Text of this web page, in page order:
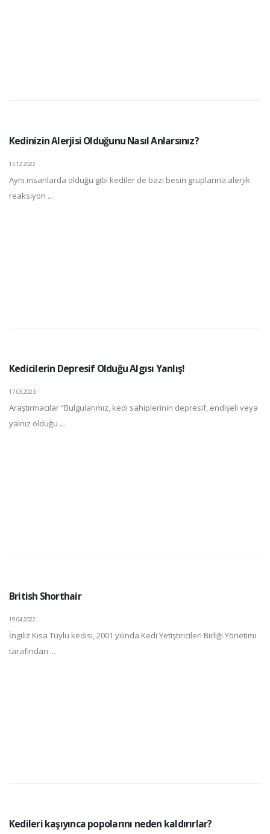
Kedinizin Alerjisi Olduğunu Nasıl Anlarsınız?
15.12.2022
Aynı insanlarda olduğu gibi kediler de bazı besin gruplarına alerjik
reaksiyon ...
Kedicilerin Depresif Olduğu Algısı Yanlış!
17.05.2023
Araştırmacılar “Bulgularımız, kedi sahiplerinin depresif, endişeli veya
yalnız olduğu ...
British Shorthair
19.04.2022
İngiliz Kısa Tüylü kedisi, 2001 yılında Kedi Yetiştiricileri Birliği Yönetimi
tarafından ...
Kedileri kaşıyınca popolarını neden kaldırırlar?